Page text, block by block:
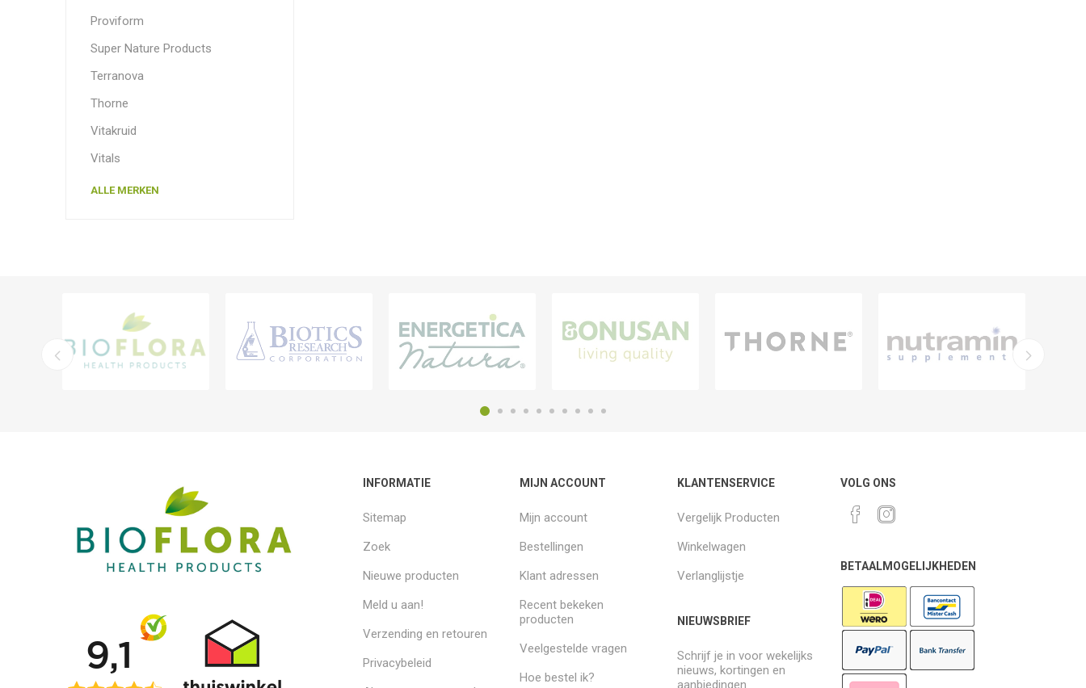
Proviform
Super Nature Products
Terranova
Thorne
Vitakruid
Vitals
ALLE MERKEN
INFORMATIE
Sitemap
Zoek
Nieuwe producten
Meld u aan!
Verzending en retouren
Privacybeleid
MIJN ACCOUNT
Mijn account
Bestellingen
Klant adressen
Recent bekeken
producten
Veelgestelde vragen
Hoe bestel ik?
KLANTENSERVICE
Vergelijk Producten
Winkelwagen
Verlanglijstje
NIEUWSBRIEF
Schrijf je in voor wekelijks
nieuws, kortingen en
aanbiedingen
VOLG ONS
BETAALMOGELIJKHEDEN